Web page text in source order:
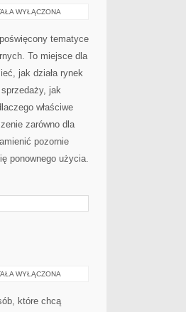
WYŁĄCZONA
tematyce
To miejsce dla
jak działa rynek
jak
właściwe
zarówno dla
pozornie
ponownego użycia.
WYŁĄCZONA
które chcą